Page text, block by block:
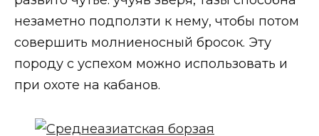
незаметно подползти к нему, чтобы потом
совершить молниеносный бросок. Эту
породу с успехом можно использовать и
при охоте на кабанов.